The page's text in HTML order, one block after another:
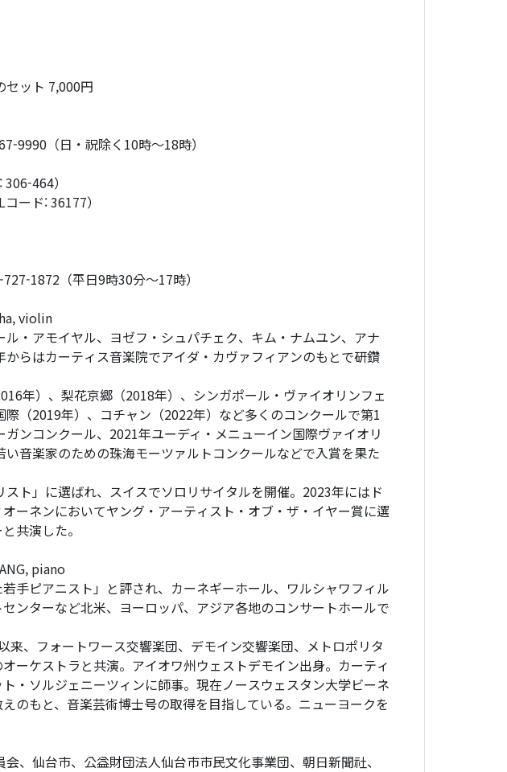
セット 7,000円
9990（日・祝除く10時～18時）
306-464）
Lコード: 36177）
1872（平日9時30分～17時）
violin
・アモイヤル、ヨゼフ・シュパチェク、キム・ナムユン、アナ
らはカーティス音楽院でアイダ・カヴァフィアンのもとで研鑽
年）、梨花京郷（2018年）、シンガポール・ヴァイオリンフェ
（2019年）、コチャン（2022年）など多くのコンクールで第1
ンコンクール、2021年ユーディ・メニューイン国際ヴァイオリ
音楽家のための珠海モーツァルトコンクールなどで入賞を果た
ト」に選ばれ、スイスでソロリサイタルを開催。2023年にはド
ーネンにおいてヤング・アーティスト・オブ・ザ・イヤー賞に選
共演した。
piano
手ピアニスト」と評され、カーネギーホール、ワルシャワフィル
ンターなど北米、ヨーロッパ、アジア各地のコンサートホールで
来、フォートワース交響楽団、デモイン交響楽団、メトロポリタ
ーケストラと共演。アイオワ州ウェストデモイン出身。カーティ
・ソルジェニーツィンに師事。現在ノースウェスタン大学ビーネ
のもと、音楽芸術博士号の取得を目指している。ニューヨークを
、仙台市、公益財団法人仙台市市民文化事業団、朝日新聞社、